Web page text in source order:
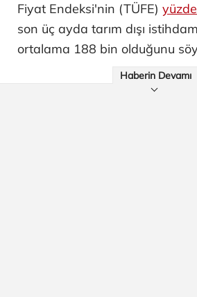
Fiyat Endeksi'nin (TÜFE) yüzde
son üç ayda tarım dışı istihdam
ortalama 188 bin olduğunu
Haberin Devamı